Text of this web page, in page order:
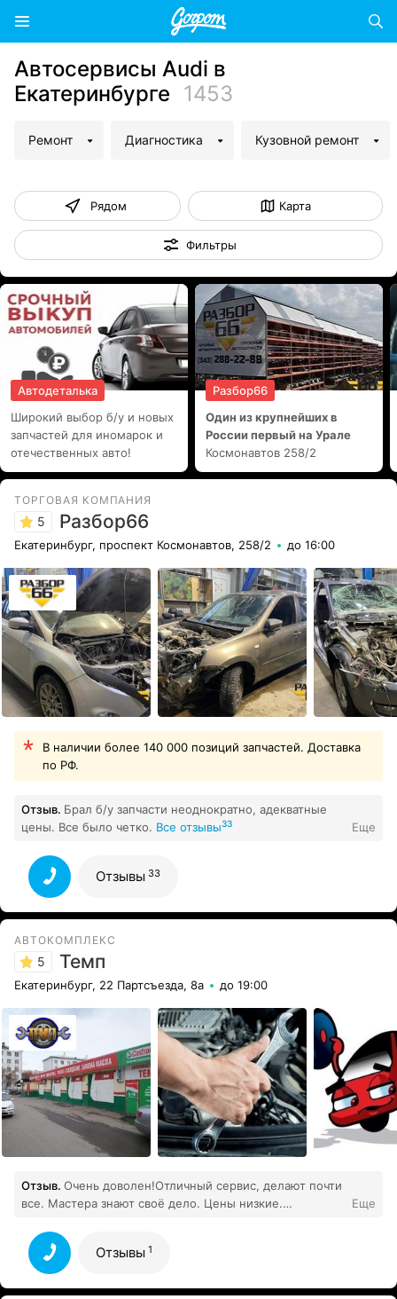
Автосервисы Audi в
Екатеринбурге 1453
Ремонт Диагностика Кузовной ремонт
Рядом Карта
Фильтры
Автодеталька
Широкий выбор б/у и новых
запчастей для иномарок и
отечественных авто!
Разбор66
Один из крупнейших в
России первый на Урале
Космонавтов 258/2
ТОРГОВАЯ КОМПАНИЯ
5 Разбор66
Екатеринбург, проспект Космонавтов, 258/2 до 16:00
В наличии более 140 000 позиций запчастей. Доставка
по РФ.
Отзыв. Брал б/у запчасти неоднократно, адекватные
цены. Все было четко. Все отзывы33 Еще
Отзывы 33
АВТОКОМПЛЕКС
5 Темп
Екатеринбург, 22 Партсъезда, 8а до 19:00
Отзыв. Очень доволен!Отличный сервис, делают почти
все. Мастера знают своё дело. Цены низкие.
Еще
Отзывы 1